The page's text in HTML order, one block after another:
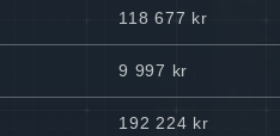
118 677 kr
9 997 kr
192 224 kr